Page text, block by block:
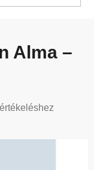
Alma –